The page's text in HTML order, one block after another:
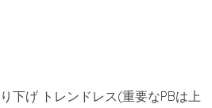
下げ トレンドレス(重要なPBは上